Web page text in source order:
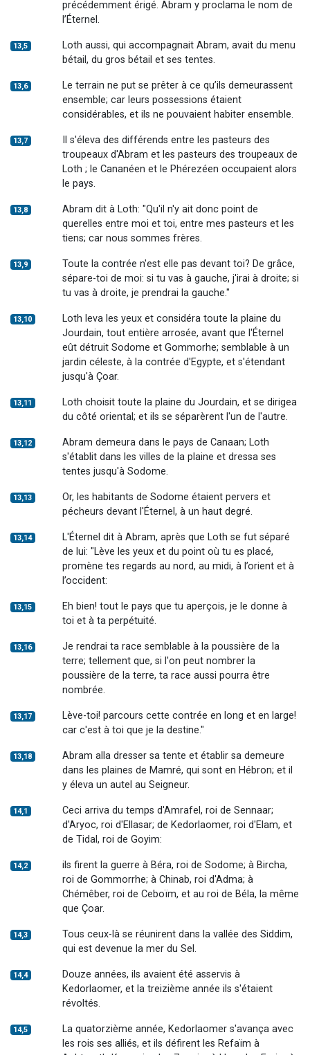
précédemment érigé. Abram y proclama le nom de
l’Éternel.
13,5
Loth aussi, qui accompagnait Abram, avait du menu
bétail, du gros bétail et ses tentes.
13,6
Le terrain ne put se prêter à ce qu’ils demeurassent
ensemble; car leurs possessions étaient
considérables, et ils ne pouvaient habiter ensemble.
13,7
Il s'éleva des différends entre les pasteurs des
troupeaux d'Abram et les pasteurs des troupeaux de
Loth ; le Cananéen et le Phérezéen occupaient alors
le pays.
13,8
Abram dit à Loth: "Qu'il n'y ait donc point de
querelles entre moi et toi, entre mes pasteurs et les
tiens; car nous sommes frères.
13,9
Toute la contrée n'est elle pas devant toi? De grâce,
sépare-toi de moi: si tu vas à gauche, j'irai à droite; si
tu vas à droite, je prendrai la gauche."
13,10
Loth leva les yeux et considéra toute la plaine du
Jourdain, tout entière arrosée, avant que l'Éternel
eût détruit Sodome et Gommorhe; semblable à un
jardin céleste, à la contrée d'Egypte, et s'étendant
jusqu'à Çoar.
13,11
Loth choisit toute la plaine du Jourdain, et se dirigea
du côté oriental; et ils se séparèrent l'un de l'autre.
13,12
Abram demeura dans le pays de Canaan; Loth
s'établit dans les villes de la plaine et dressa ses
tentes jusqu'à Sodome.
13,13
Or, les habitants de Sodome étaient pervers et
pécheurs devant l'Éternel, à un haut degré.
13,14
L'Éternel dit à Abram, après que Loth se fut séparé
de lui: "Lève les yeux et du point où tu es placé,
promène tes regards au nord, au midi, à l’orient et à
l’occident:
13,15
Eh bien! tout le pays que tu aperçois, je le donne à
toi et à ta perpétuité.
13,16
Je rendrai ta race semblable à la poussière de la
terre; tellement que, si l'on peut nombrer la
poussière de la terre, ta race aussi pourra être
nombrée.
13,17
Lève-toi! parcours cette contrée en long et en large!
car c'est à toi que je la destine."
13,18
Abram alla dresser sa tente et établir sa demeure
dans les plaines de Mamré, qui sont en Hébron; et il
y éleva un autel au Seigneur.
14,1
Ceci arriva du temps d'Amrafel, roi de Sennaar;
d'Aryoc, roi d'Ellasar; de Kedorlaomer, roi d'Elam, et
de Tidal, roi de Goyim:
14,2
ils firent la guerre à Béra, roi de Sodome; à Bircha,
roi de Gommorrhe; à Chinab, roi d'Adma; à
Chémêber, roi de Ceboïm, et au roi de Béla, la même
que Çoar.
14,3
Tous ceux-là se réunirent dans la vallée des Siddim,
qui est devenue la mer du Sel.
14,4
Douze années, ils avaient été asservis à
Kedorlaomer, et la treizième année ils s'étaient
révoltés.
14,5
La quatorzième année, Kedorlaomer s'avança avec
les rois ses alliés, et ils défirent les Refaïm à